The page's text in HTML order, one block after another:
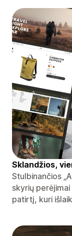
Sklandžios,
Stulbinančios
skyrių
patirtį, kuri